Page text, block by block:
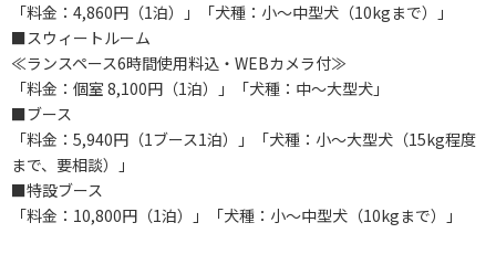
「料金：4,860円（1泊）」「犬種：小～中型犬（10kgまで）」
■スウィートルーム
≪ランスペース6時間使用料込・WEBカメラ付≫
「料金：個室 8,100円（1泊）」「犬種：中～大型犬」
■ブース
「料金：5,940円（1ブース1泊）」「犬種：小～大型犬（15kg程度
まで、要相談）」
■特設ブース
「料金：10,800円（1泊）」「犬種：小～中型犬（10kgまで）」